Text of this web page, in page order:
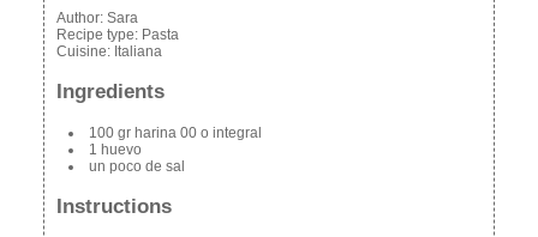
Author: Sara
Recipe type: Pasta
Cuisine: Italiana
Ingredients
100 gr harina 00 o integral
1 huevo
un poco de sal
Instructions